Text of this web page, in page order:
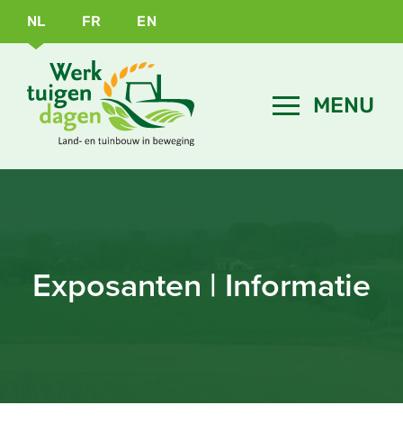
NL FR EN
Exposanten | Informatie